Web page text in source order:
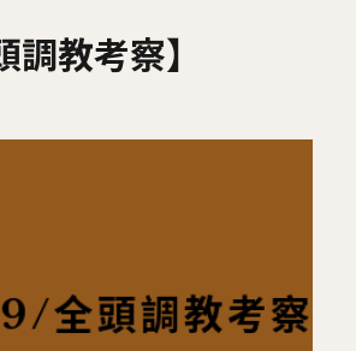
教考察】